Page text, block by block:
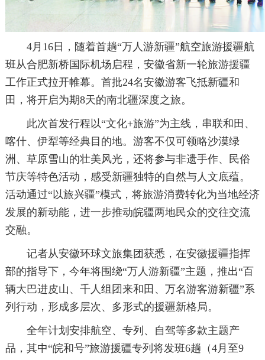
4月16日，随着首趟“万人游新疆”航空旅游援疆航
班从合肥新桥国际机场启程，安徽省新一轮旅游援疆
工作正式拉开帷幕。首批24名安徽游客飞抵新疆和
田，将开启为期8天的南北疆深度之旅。
此次首发行程以“文化+旅游”为主线，串联和田、
喀什、伊犁等经典目的地。游客不仅可领略沙漠绿
洲、草原雪山的壮美风光，还将参与非遗手作、民俗
节庆等特色活动，感受新疆独特的自然与人文底蕴。
活动通过“以旅兴疆”模式，将旅游消费转化为当地经济
发展的新动能，进一步推动皖疆两地民众的交往交流
交融。
记者从安徽环球文旅集团获悉，在安徽援疆指挥
部的指导下，今年将围绕“万人游新疆”主题，推出“百
辆大巴进皮山、千人组团来和田、万名游客游新疆”系
列行动，形成多层次、多形式的援疆新格局。
全年计划安排航空、专列、自驾等多款主题产
品，其中“皖和号”旅游援疆专列将发班6趟（4月至9